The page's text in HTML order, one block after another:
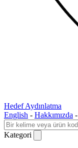
Hedef Aydınlatma
English - Hakkımızda -
Kategori